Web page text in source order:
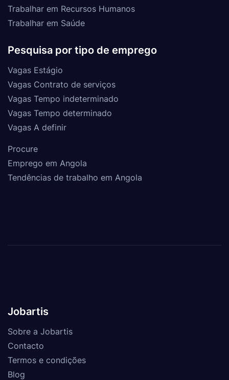
Trabalhar em Recursos Humanos
Trabalhar em Saúde
Pesquisa por tipo de emprego
Vagas Estágio
Vagas Contrato de serviços
Vagas Tempo indeterminado
Vagas Tempo determinado
Vagas A definir
Procure
Emprego em Angola
Tendências de trabalho em Angola
Jobartis
Sobre a Jobartis
Contacto
Termos e condições
Blog